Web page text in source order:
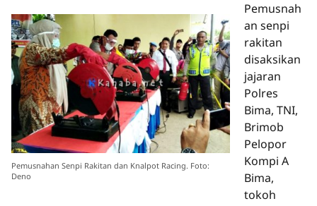
Pemusnahan Senpi Rakitan dan Knalpot Racing. Foto:
Deno
Pemusnah
an senpi
rakitan
disaksikan
jajaran
Polres
Bima, TNI,
Brimob
Pelopor
Kompi A
Bima,
tokoh